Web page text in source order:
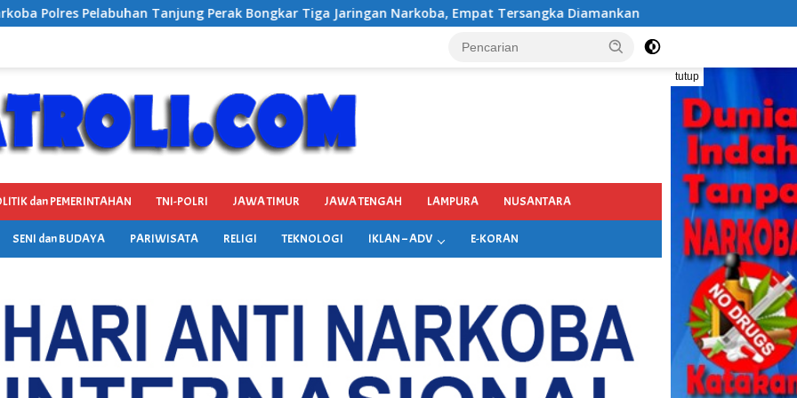
Perak Bongkar Tiga Jaringan Narkoba, Empat Tersangka Diamankan Satpam SMAN 1 Rogojampi Bantu
tutup
dan PEMERINTAHAN TNI-POLRI JAWA TIMUR JAWA TENGAH LAMPURA NUSANTARA
SENI dan BUDAYA PARIWISATA RELIGI TEKNOLOGI IKLAN – ADV E-KORAN